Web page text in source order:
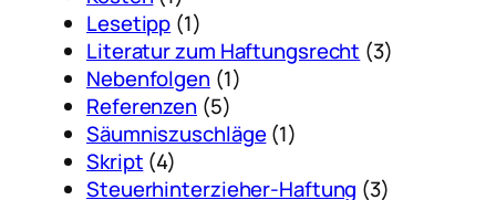
Lesetipp (1)
Literatur zum Haftungsrecht (3)
Nebenfolgen (1)
Referenzen (5)
Säumniszuschläge(1)
Skript (4)
Steuerhinterzieher-Haftung (3)